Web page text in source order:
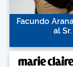
Facundo
al